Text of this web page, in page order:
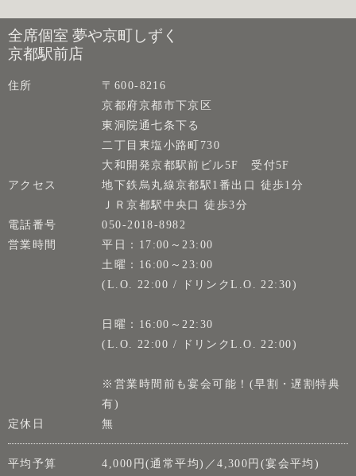
全席個室 夢や京町しずく
京都駅前店
住所
〒600-8216
京都府京都市下京区
東洞院通七条下る
二丁目東塩小路町730
大和開発京都駅前ビル5F 受付5F
アクセス
地下鉄烏丸線京都駅1番出口 徒歩1分
ＪＲ京都駅中央口 徒歩3分
電話番号
050-2018-8982
営業時間
平日：17:00～23:00
土曜：16:00～23:00
(L.O. 22:00 / ドリンクL.O. 22:30)
日曜：16:00～22:30
(L.O. 22:00 / ドリンクL.O. 22:00)
※営業時間前も宴会可能！(早割・遅割特典
有)
定休日
無
平均予算
4,000円(通常平均)／4,300円(宴会平均)